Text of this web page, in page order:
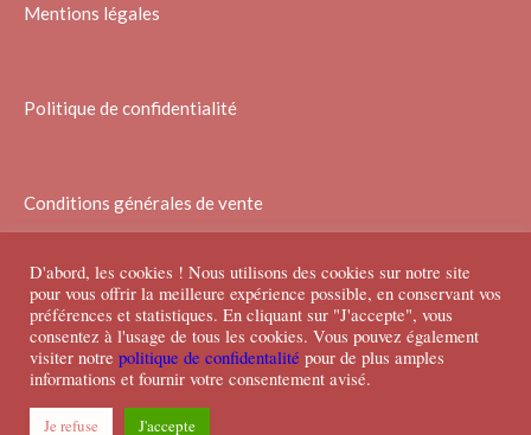
Mentions légales
Politique de confidentialité
Conditions générales de vente
D'abord, les cookies ! Nous utilisons des cookies sur notre site
pour vous offrir la meilleure expérience possible, en conservant vos
préférences et statistiques. En cliquant sur "J'accepte", vous
consentez à l'usage de tous les cookies. Vous pouvez également
visiter notre politique de confidentalité pour de plus amples
informations et fournir votre consentement avisé.
Je refuse J'accepte